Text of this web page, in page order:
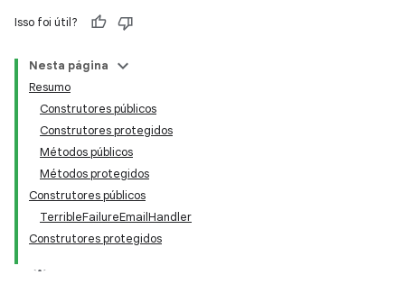
Isso foi útil?
Nesta página
Resumo
Construtores públicos
Construtores protegidos
Métodos públicos
Métodos protegidos
Construtores públicos
TerribleFailureEmailHandler
Construtores protegidos